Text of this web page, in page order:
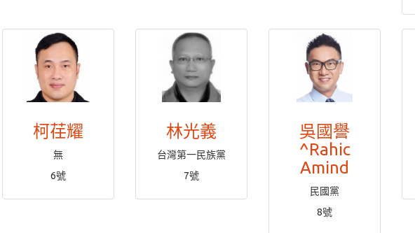
柯荏耀
無
6號
林光義
台灣第一民族黨
7號
吳國譽
^Rahic
Amind
民國黨
8號